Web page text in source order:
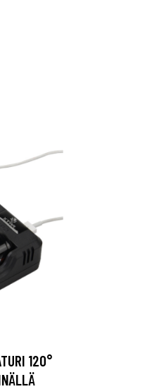
120°